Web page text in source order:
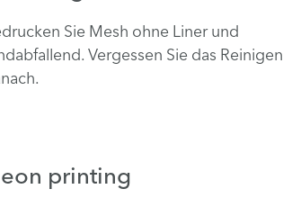
Sie Mesh ohne Liner und
Vergessen Sie das Reinigen
printing